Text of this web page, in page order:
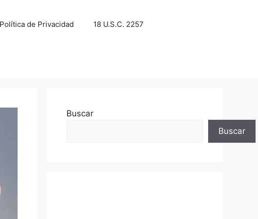
Política de Privacidad 18 U.S.C. 2257
Buscar
Buscar